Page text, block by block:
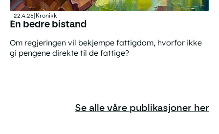
22.4.26|Kronikk
En bedre bistand
Om regjeringen vil bekjempe fattigdom, hvorfor ikke
gi pengene direkte til de fattige?
Se alle våre publikasjoner her